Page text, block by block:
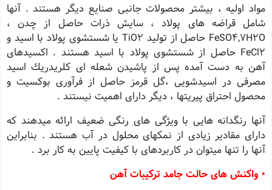
مواد اولیه ، بیشتر محصولات جانبی صنایع دیگر هستند . آنها
شامل قراضه های پولاد ، سایش ذرات حاصل از چدن ،
FeSO4,7H2O حاصل از تولید TiO2 یا شستشوی پولاد با اسید و
FeCl2 حاصل از شستشوی پولاد با اسید هستند . اكسیدهای
آهن به دست آمده پس از پاشیدن شعله ای كلریدریك اسید
مصرفی در اسیدشویی ،گل قرمز حاصل از فرآوری بوكسیت و
محصول احتراق پیریتها ، دیگر دارای اهمیت نیستند .
آنها رنگدانه هایی با ویژگی های رنگی ضعیف ارائه میدهند كه
دارای مقادیر زیادی از نمكهای محلول در آب هستند . بنابراین
آنها را تنها میتوان در كاربردهای با كیفیت پایین به كار برد .
• واكنش های حالت جامد تركیبات آهن